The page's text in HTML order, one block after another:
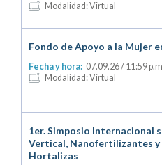
Modalidad: Virtual
Fondo de Apoyo a la Mujer
Fecha y hora: 07.09.26/ 11:59
Modalidad: Virtual
1er. Simposio Internacional
Vertical, Nanofertilizantes
Hortalizas